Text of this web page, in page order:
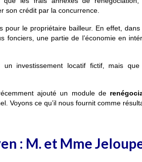
son crédit par la concurrence.
pour le propriétaire bailleur. En effet,
fonciers, une partie de l’économie en
investissement locatif fictif, mais que
ajouté un module de
Voyons ce qu’il nous fournit comme
: M. et Mme